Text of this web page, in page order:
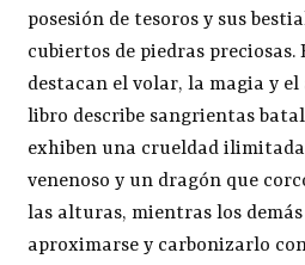
posesión de tesoros y sus
cubiertos de piedras
destacan el volar, la magia y
libro describe sangrientas
exhiben una crueldad
venenoso y un dragón que
las alturas, mientras los
aproximarse y carbonizarlo